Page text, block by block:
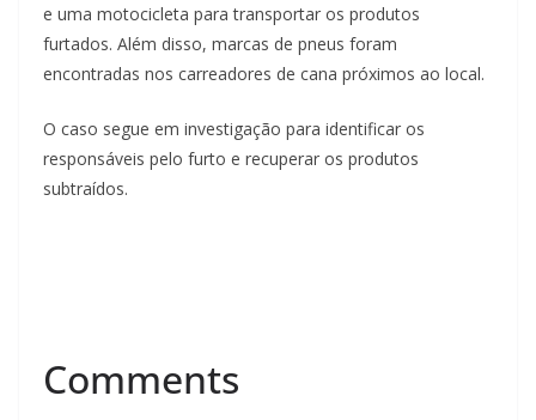
e uma motocicleta para transportar os produtos
furtados. Além disso, marcas de pneus foram
encontradas nos carreadores de cana próximos ao local.
O caso segue em investigação para identificar os
responsáveis pelo furto e recuperar os produtos
subtraídos.
Comments